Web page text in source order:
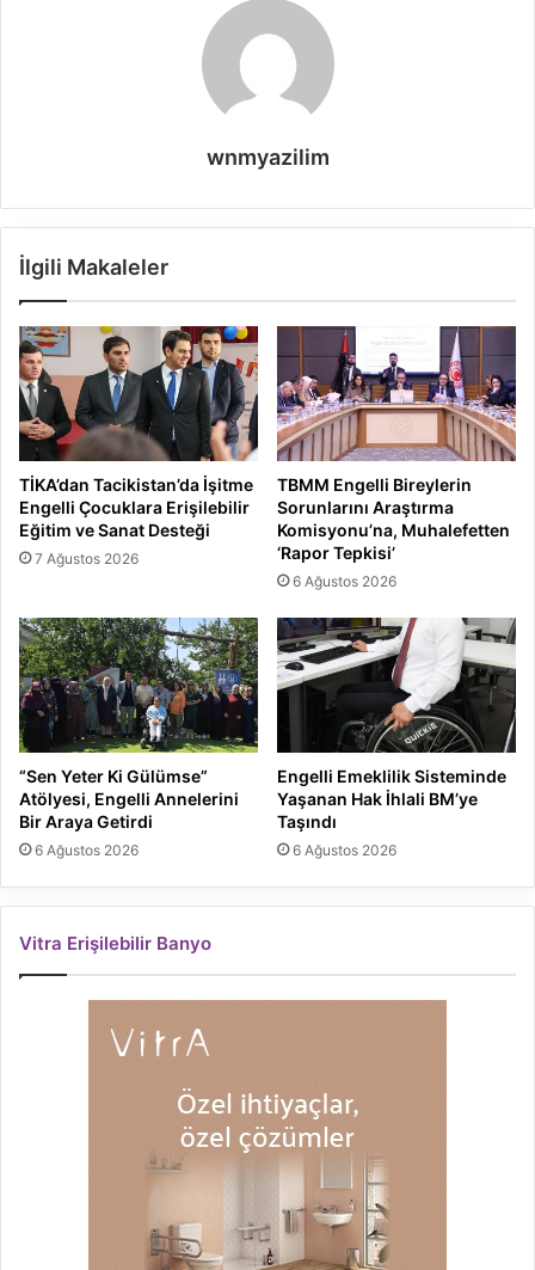
wnmyazilim
İlgili Makaleler
TİKA’dan Tacikistan’da İşitme
Engelli Çocuklara Erişilebilir
Eğitim ve Sanat Desteği
7 Ağustos 2026
TBMM Engelli Bireylerin
Sorunlarını Araştırma
Komisyonu’na, Muhalefetten
‘Rapor Tepkisi’
6 Ağustos 2026
“Sen Yeter Ki Gülümse”
Atölyesi, Engelli Annelerini
Bir Araya Getirdi
6 Ağustos 2026
Engelli Emeklilik Sisteminde
Yaşanan Hak İhlali BM’ye
Taşındı
6 Ağustos 2026
Vitra Erişilebilir Banyo